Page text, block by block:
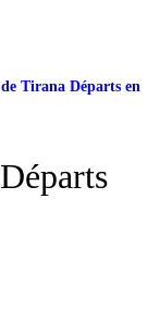
Tirana Départs en